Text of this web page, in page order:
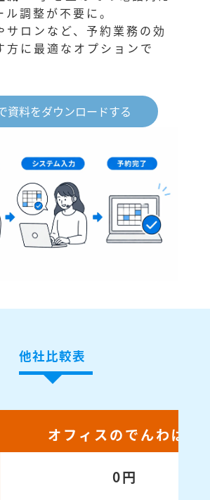
調整が不要に。
サロンなど、予約業務の効
方に最適なオプションで
資料をダウンロードする
他社比較表
オフィスのでんわばん
0円